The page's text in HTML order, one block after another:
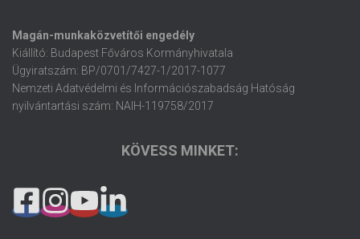
Magán-munkaközvetítői engedély
Kiállító: Budapest Főváros Kormányhivatala
Ügyiratszám: BP/0701/7427-1/2017-1077
Nemzeti Adatvédelmi és Információszabadság Hatóság
nyilvántartási szám: NAIH-119758/2017
KÖVESS MINKET: